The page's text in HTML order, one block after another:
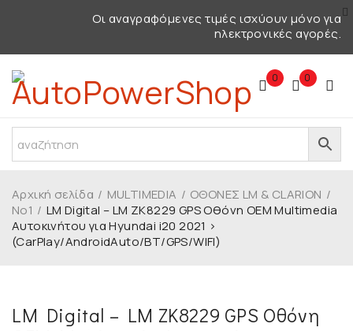
Οι αναγραφόμενες τιμές ισχύουν μόνο για
ηλεκτρονικές αγορές.
0 0
Αρχική σελίδα / MULTIMEDIA / ΟΘΟΝΕΣ LM & CLARION /
No1 / LM Digital – LM ZK8229 GPS Οθόνη OEM Multimedia
Αυτοκινήτου για Hyundai i20 2021 >
(CarPlay/AndroidAuto/BT/GPS/WIFI)
LM Digital – LM ZK8229 GPS Οθόνη